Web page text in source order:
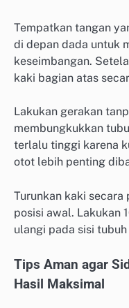
Tempatkan tangan
di depan dada untuk
keseimbangan.
kaki bagian atas
Lakukan gerakan
membungkukkan
terlalu tinggi karena
otot lebih penting
Turunkan kaki
posisi awal. Lakukan
ulangi pada sisi
Tips Aman agar
Hasil Maksimal